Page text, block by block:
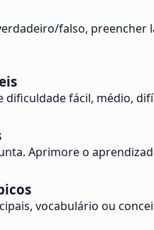
falso,
fácil, médio,
Aprimore o
vocabulário ou